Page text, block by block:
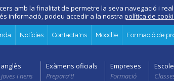
amb la finalitat de permetre la seva navegació i
informació, podeu accedir a la nostra política de
Notícies Contacta'ns Moodle Formació de
i nens
Exàmens oficials
Prepara't!
Empreses
Formació